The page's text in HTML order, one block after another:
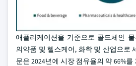
애플리케이션을 기준으로 콜드체인
의약품 및 헬스케어, 화학 및 산업으로
문은 2024년에 시장 점유율의 약 66%